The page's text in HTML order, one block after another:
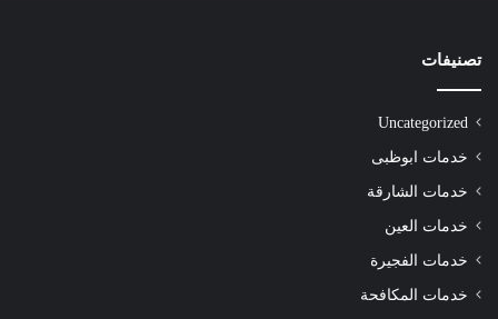
تصنيفات
Uncategorized
خدمات ابوظبى
خدمات الشارقة
خدمات العين
خدمات الفجيرة
خدمات المكافحة